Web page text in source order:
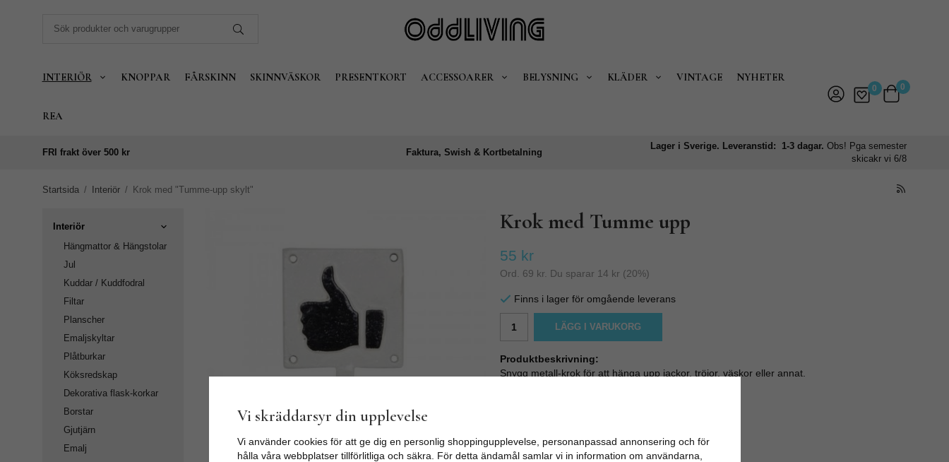
INTERIÖR KNOPPAR FÅRSKINN SKINNVÄSKOR PRESENTKORT ACCESSOARER BELYSNING KLÄDER VINTAGE NYHETER
REA
0 0
FRI frakt över 500 kr Faktura, Swish & Kortbetalning
Lager i Sverige. Leveranstid: 1-3 dagar.Obs! Pga semester
skicakr vi 6/8
Startsida / Interiör / Krok med "Tumme-upp skylt"
Interiör
Hängmattor & Hängstolar
Jul
Kuddar / Kuddfodral
Filtar
Planscher
Emaljskyltar
Plåtburkar
Köksredskap
Dekorativa flask-korkar
Borstar
Gjutjärn
Emalj
Krok med Tumme upp
55 kr
Ord. 69 kr. Du sparar 14 kr (20%)
Finns i lager för omgående leverans
LÄGG I VARUKORG
Produktbeskrivning:
Snygg metall-krok för att hänga upp jackor, tröjor, väskor eller annat.
Vi skräddarsyr din upplevelse
Vi använder cookies för att ge dig en personlig shoppingupplevelse, personanpassad annonsering och för
hålla våra webbplatser tillförlitliga och säkra. För detta ändamål samlar vi in information om användarna,